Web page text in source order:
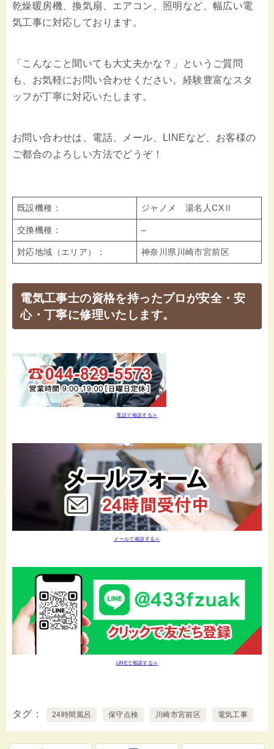
乾燥暖房機、換気扇、エアコン、照明など、幅広い電
気工事に対応しております。
「こんなこと聞いても大丈夫かな？」というご質問
も、お気軽にお問い合わせください。経験豊富なスタ
ッフが丁寧に対応いたします。
お問い合わせは、電話、メール、LINEなど、お客様の
ご都合のよろしい方法でどうぞ！
既設機種： ジャノメ 湯名人CXⅡ
交換機種： –
対応地域（エリア）： 神奈川県川崎市宮前区
電気工事士の資格を持ったプロが安全・安
心・丁寧に修理いたします。
電話で相談する≫
メールで相談する≫
LINEで相談する≫
タグ 24時間風呂 保守点検 川崎市宮前区 電気工事